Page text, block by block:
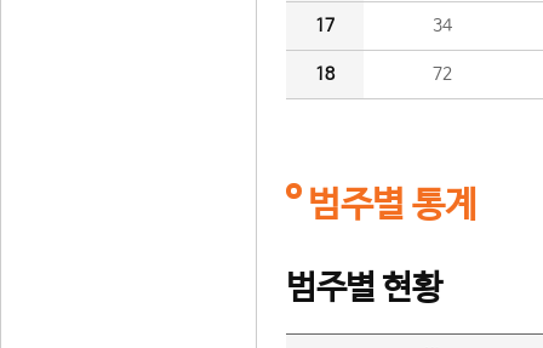
17 34
18 72
범주별 통계
범주별 현황